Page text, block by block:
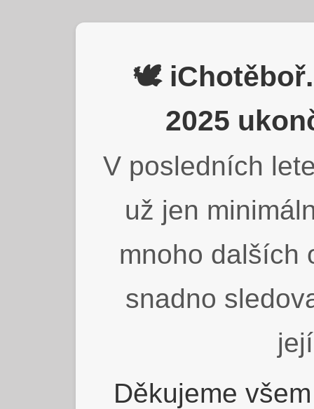
🕊️
2025
V posledních
už jen
mnoho dalších
snadno
Děkujeme